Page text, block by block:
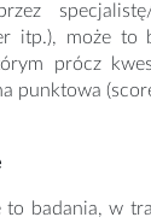
itp.), może to
prócz
punktowa
to badania, w